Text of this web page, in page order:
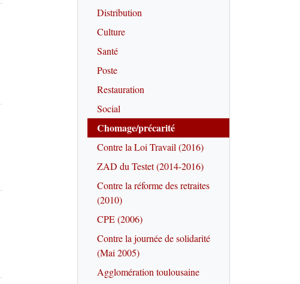
Distribution
Culture
Santé
Poste
Restauration
Social
Chomage/précarité
Contre la Loi Travail (2016)
ZAD du Testet (2014-2016)
Contre la réforme des retraites
(2010)
CPE (2006)
Contre la journée de solidarité
(Mai 2005)
Agglomération toulousaine